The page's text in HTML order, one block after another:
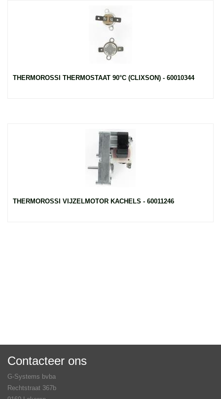
THERMOROSSI THERMOSTAAT 90°C (CLIXSON) - 60010344
THERMOROSSI VIJZELMOTOR KACHELS - 60011246
Contacteer ons
G-Systems bvba
Rechtstraat 367b